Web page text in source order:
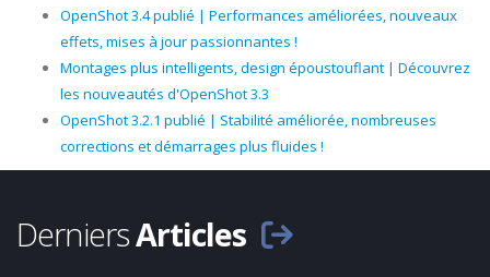
OpenShot 3.4 publié | Performances améliorées, nouveaux
effets, mises à jour passionnantes !
Montages plus intelligents, design époustouflant | Découvrez
les nouveautés d'OpenShot 3.3
OpenShot 3.2.1 publié | Stabilité améliorée, nombreuses
corrections et démarrages plus fluides !
DerniersArticles